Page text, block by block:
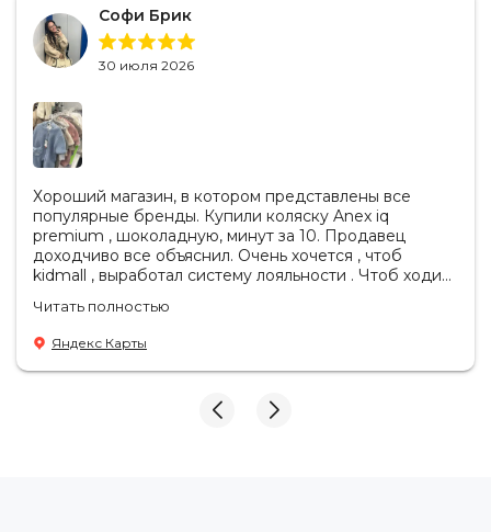
Софи Брик
30 июля 2026
Хороший магазин, в котором представлены все
популярные бренды. Купили коляску Anex iq
premium , шоколадную, минут за 10. Продавец
доходчиво все объяснил. Очень хочется , чтоб
kidmall , выработал систему лояльности . Чтоб ходить
Читать полностью
Яндекс Карты